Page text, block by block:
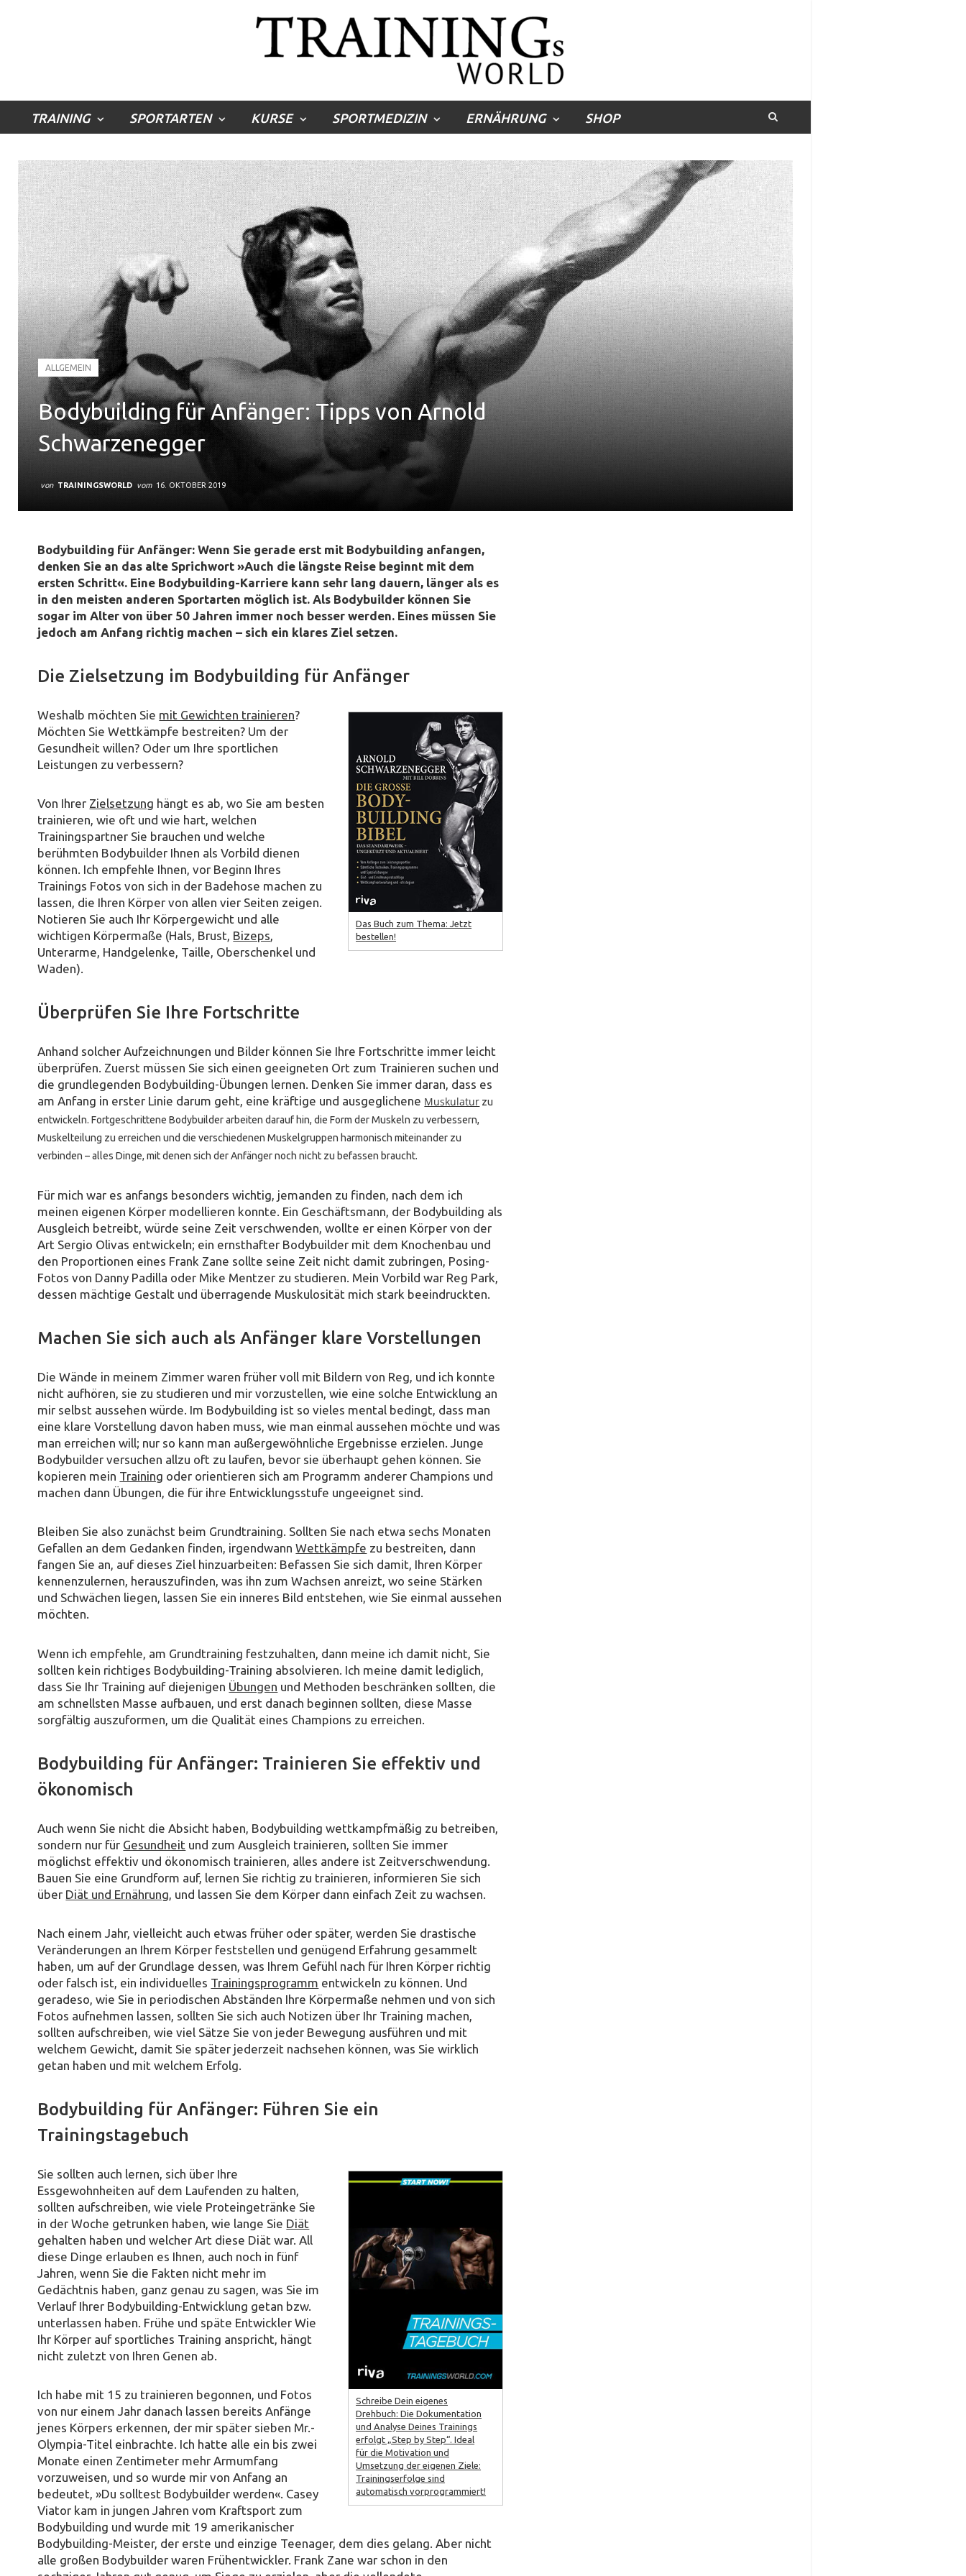
TRAINING SPORTARTEN KURSE SPORTMEDIZIN ERNÄHRUNG SHOP
ALLGEMEIN
Bodybuilding für Anfänger: Tipps von Arnold
Schwarzenegger
von TRAININGSWORLD vom 16. OKTOBER 2019
Bodybuilding für Anfänger: Wenn Sie gerade erst mit Bodybuilding anfangen,
denken Sie an das alte Sprichwort »Auch die längste Reise beginnt mit dem
ersten Schritt«. Eine Bodybuilding-Karriere kann sehr lang dauern, länger als es
in den meisten anderen Sportarten möglich ist. Als Bodybuilder können Sie
sogar im Alter von über 50 Jahren immer noch besser werden. Eines müssen Sie
jedoch am Anfang richtig machen – sich ein klares Ziel setzen.
Die Zielsetzung im Bodybuilding für Anfänger
Das Buch zum Thema: Jetzt
bestellen!
Weshalb möchten Sie mit Gewichten trainieren?
Möchten Sie Wettkämpfe bestreiten? Um der
Gesundheit willen? Oder um Ihre sportlichen
Leistungen zu verbessern?
Von Ihrer Zielsetzung hängt es ab, wo Sie am besten
trainieren, wie oft und wie hart, welchen
Trainingspartner Sie brauchen und welche
berühmten Bodybuilder Ihnen als Vorbild dienen
können. Ich empfehle Ihnen, vor Beginn Ihres
Trainings Fotos von sich in der Badehose machen zu
lassen, die Ihren Körper von allen vier Seiten zeigen.
Notieren Sie auch Ihr Körpergewicht und alle
wichtigen Körpermaße (Hals, Brust, Bizeps,
Unterarme, Handgelenke, Taille, Oberschenkel und
Waden).
Überprüfen Sie Ihre Fortschritte
Anhand solcher Aufzeichnungen und Bilder können Sie Ihre Fortschritte immer leicht
überprüfen. Zuerst müssen Sie sich einen geeigneten Ort zum Trainieren suchen und
die grundlegenden Bodybuilding-Übungen lernen. Denken Sie immer daran, dass es
am Anfang in erster Linie darum geht, eine kräftige und ausgeglichene Muskulatur zu
entwickeln. Fortgeschrittene Bodybuilder arbeiten darauf hin, die Form der Muskeln zu verbessern,
Muskelteilung zu erreichen und die verschiedenen Muskelgruppen harmonisch miteinander zu
verbinden – alles Dinge, mit denen sich der Anfänger noch nicht zu befassen braucht.
Für mich war es anfangs besonders wichtig, jemanden zu finden, nach dem ich
meinen eigenen Körper modellieren konnte. Ein Geschäftsmann, der Bodybuilding als
Ausgleich betreibt, würde seine Zeit verschwenden, wollte er einen Körper von der
Art Sergio Olivas entwickeln; ein ernsthafter Bodybuilder mit dem Knochenbau und
den Proportionen eines Frank Zane sollte seine Zeit nicht damit zubringen, Posing-
Fotos von Danny Padilla oder Mike Mentzer zu studieren. Mein Vorbild war Reg Park,
dessen mächtige Gestalt und überragende Muskulosität mich stark beeindruckten.
Machen Sie sich auch als Anfänger klare Vorstellungen
Die Wände in meinem Zimmer waren früher voll mit Bildern von Reg, und ich konnte
nicht aufhören, sie zu studieren und mir vorzustellen, wie eine solche Entwicklung an
mir selbst aussehen würde. Im Bodybuilding ist so vieles mental bedingt, dass man
eine klare Vorstellung davon haben muss, wie man einmal aussehen möchte und was
man erreichen will; nur so kann man außergewöhnliche Ergebnisse erzielen. Junge
Bodybuilder versuchen allzu oft zu laufen, bevor sie überhaupt gehen können. Sie
kopieren mein Training oder orientieren sich am Programm anderer Champions und
machen dann Übungen, die für ihre Entwicklungsstufe ungeeignet sind.
Bleiben Sie also zunächst beim Grundtraining. Sollten Sie nach etwa sechs Monaten
Gefallen an dem Gedanken finden, irgendwannWettkämpfe zu bestreiten, dann
fangen Sie an, auf dieses Ziel hinzuarbeiten: Befassen Sie sich damit, Ihren Körper
kennenzulernen, herauszufinden, was ihn zum Wachsen anreizt, wo seine Stärken
und Schwächen liegen, lassen Sie ein inneres Bild entstehen, wie Sie einmal aussehen
möchten.
Wenn ich empfehle, am Grundtraining festzuhalten, dann meine ich damit nicht, Sie
sollten kein richtiges Bodybuilding-Training absolvieren. Ich meine damit lediglich,
dass Sie Ihr Training auf diejenigen Übungen und Methoden beschränken sollten, die
am schnellsten Masse aufbauen, und erst danach beginnen sollten, diese Masse
sorgfältig auszuformen, um die Qualität eines Champions zu erreichen.
Bodybuilding für Anfänger: Trainieren Sie effektiv und
ökonomisch
Auch wenn Sie nicht die Absicht haben, Bodybuilding wettkampfmäßig zu betreiben,
sondern nur für Gesundheit und zum Ausgleich trainieren, sollten Sie immer
möglichst effektiv und ökonomisch trainieren, alles andere ist Zeitverschwendung.
Bauen Sie eine Grundform auf, lernen Sie richtig zu trainieren, informieren Sie sich
über Diät und Ernährung , und lassen Sie dem Körper dann einfach Zeit zu wachsen.
Nach einem Jahr, vielleicht auch etwas früher oder später, werden Sie drastische
Veränderungen an Ihrem Körper feststellen und genügend Erfahrung gesammelt
haben, um auf der Grundlage dessen, was Ihrem Gefühl nach für Ihren Körper richtig
oder falsch ist, ein individuelles Trainingsprogramm entwickeln zu können. Und
geradeso, wie Sie in periodischen Abständen Ihre Körpermaße nehmen und von sich
Fotos aufnehmen lassen, sollten Sie sich auch Notizen über Ihr Training machen,
sollten aufschreiben, wie viel Sätze Sie von jeder Bewegung ausführen und mit
welchem Gewicht, damit Sie später jederzeit nachsehen können, was Sie wirklich
getan haben und mit welchem Erfolg.
Bodybuilding für Anfänger: Führen Sie ein
Trainingstagebuch
Schreibe Dein eigenes
Drehbuch: Die Dokumentation
und Analyse Deines Trainings
erfolgt „Step by Step“. Ideal
für die Motivation und
Umsetzung der eigenen Ziele:
Trainingserfolge sind
automatisch vorprogrammiert!
Sie sollten auch lernen, sich über Ihre
Essgewohnheiten auf dem Laufenden zu halten,
sollten aufschreiben, wie viele Proteingetränke Sie
in der Woche getrunken haben, wie lange Sie Diät
gehalten haben und welcher Art diese Diät war. All
diese Dinge erlauben es Ihnen, auch noch in fünf
Jahren, wenn Sie die Fakten nicht mehr im
Gedächtnis haben, ganz genau zu sagen, was Sie im
Verlauf Ihrer Bodybuilding-Entwicklung getan bzw.
unterlassen haben. Frühe und späte Entwickler Wie
Ihr Körper auf sportliches Training anspricht, hängt
nicht zuletzt von Ihren Genen ab.
Ich habe mit 15 zu trainieren begonnen, und Fotos
von nur einem Jahr danach lassen bereits Anfänge
jenes Körpers erkennen, der mir später sieben Mr.-
Olympia-Titel einbrachte. Ich hatte alle ein bis zwei
Monate einen Zentimeter mehr Armumfang
vorzuweisen, und so wurde mir von Anfang an
bedeutet, »Du solltest Bodybuilder werden«. Casey
Viator kam in jungen Jahren vom Kraftsport zum
Bodybuilding und wurde mit 19 amerikanischer
Bodybuilding-Meister, der erste und einzige Teenager, dem dies gelang. Aber nicht
alle großen Bodybuilder waren Frühentwickler. Frank Zane war schon in den